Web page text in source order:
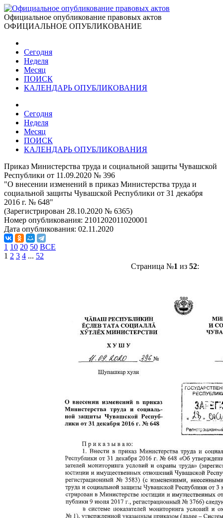
Официальное опубликование правовых актов
ОФИЦИАЛЬНОЕ ОПУБЛИКОВАНИЕ
Сегодня
Неделя
Месяц
ПОИСК
КАЛЕНДАРЬ ОПУБЛИКОВАНИЯ
Сегодня
Неделя
Месяц
ПОИСК
КАЛЕНДАРЬ ОПУБЛИКОВАНИЯ
Приказ Министерства труда и социальной защиты Чувашской
Республики от 11.09.2020 № 396
"О внесении изменений в приказ Министерства труда и
социальной защиты Чувашской Республики от 31 декабря
2016 г. № 648"
(Зарегистрирован 28.10.2020 № 6365)
Номер опубликования: 2101202011020001
Дата опубликования: 02.11.2020
1 10 20 50 ВСЕ
1 2 3 4 ... 52
Страница №1 из 52: